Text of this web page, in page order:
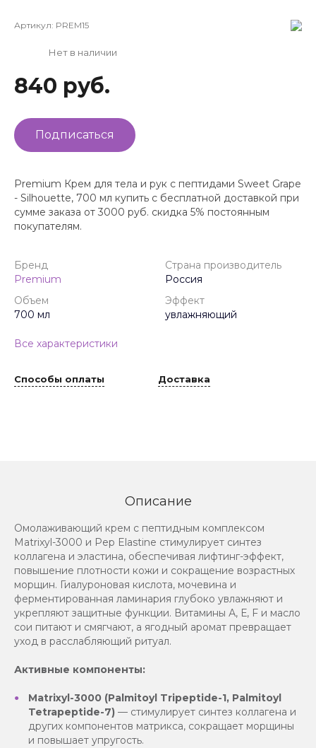
Артикул: PREM15
Нет в наличии
840 руб.
Подписаться
Premium Крем для тела и рук с пептидами Sweet Grape
- Silhouette, 700 мл купить с бесплатной доставкой при
сумме заказа от 3000 руб. скидка 5% постоянным
покупателям.
Бренд
Premium
Страна производитель
Россия
Объем
700 мл
Эффект
увлажняющий
Все характеристики
Способы оплаты Доставка
Описание
Омолаживающий крем с пептидным комплексом
Matrixyl-3000 и Pep Elastine стимулирует синтез
коллагена и эластина, обеспечивая лифтинг-эффект,
повышение плотности кожи и сокращение возрастных
морщин. Гиалуроновая кислота, мочевина и
ферментированная ламинария глубоко увлажняют и
укрепляют защитные функции. Витамины А, Е, F и масло
сои питают и смягчают, а ягодный аромат превращает
уход в расслабляющий ритуал.
Активные компоненты:
Matrixyl-3000 (Palmitoyl Tripeptide-1, Palmitoyl
Tetrapeptide-7) — стимулирует синтез коллагена и
других компонентов матрикса, сокращает морщины
и повышает упругость.